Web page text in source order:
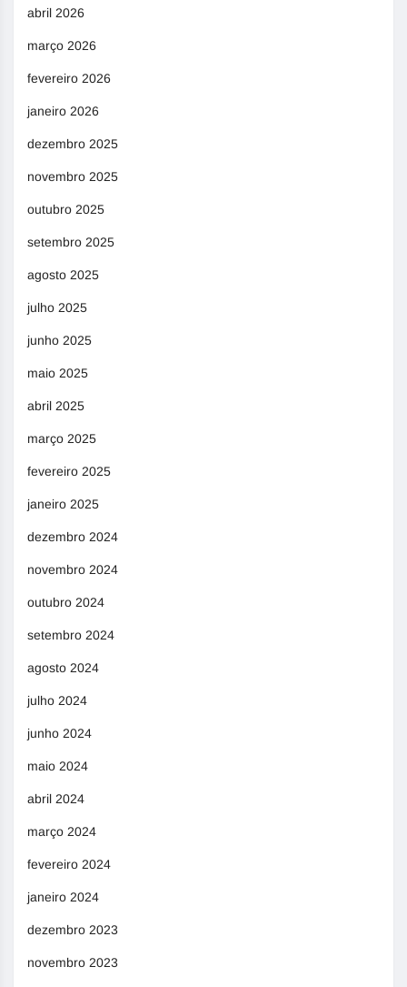
abril 2026
março 2026
fevereiro 2026
janeiro 2026
dezembro 2025
novembro 2025
outubro 2025
setembro 2025
agosto 2025
julho 2025
junho 2025
maio 2025
abril 2025
março 2025
fevereiro 2025
janeiro 2025
dezembro 2024
novembro 2024
outubro 2024
setembro 2024
agosto 2024
julho 2024
junho 2024
maio 2024
abril 2024
março 2024
fevereiro 2024
janeiro 2024
dezembro 2023
novembro 2023